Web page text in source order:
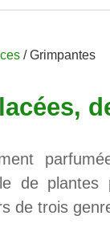
/ Grimpantes
de
de trois